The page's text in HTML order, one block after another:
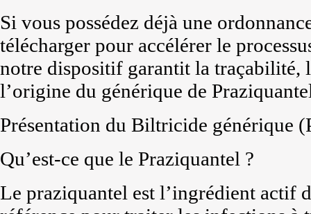
Si vous possédez déjà une
télécharger pour accélérer le
notre dispositif garantit la traçabilité,
l’origine du générique de
Présentation du Biltricide générique
Qu’est-ce que le Praziquantel ?
Le praziquantel est l’ingrédient actif